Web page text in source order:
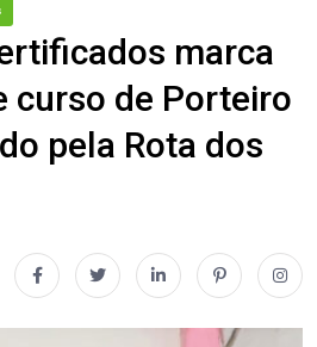
marca
curso de Porteiro
pela Rota dos